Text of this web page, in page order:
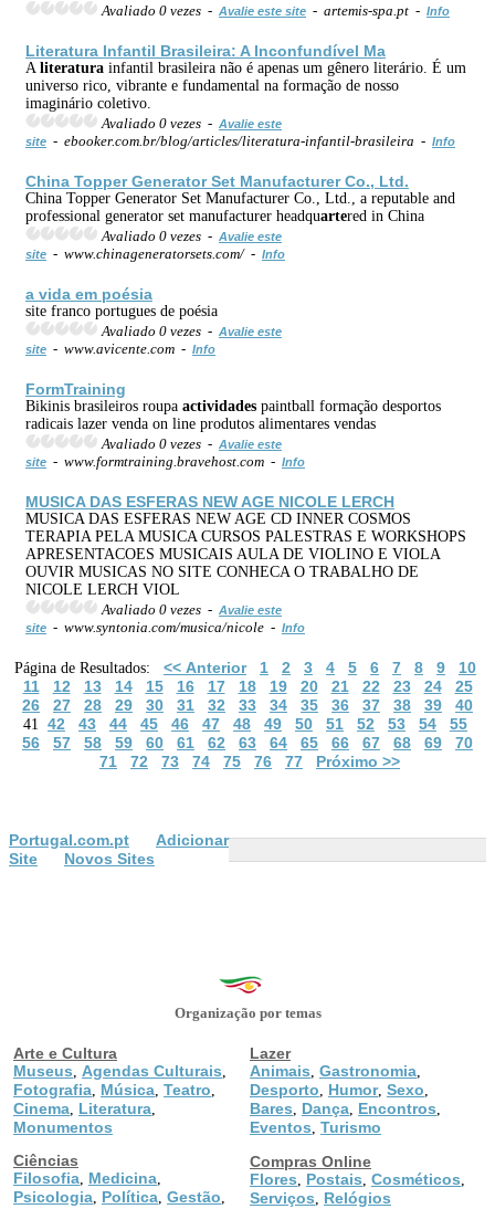
Avaliado 0 vezes - Avalie este site - artemis-spa.pt - Info
Literatura Infantil Brasileira: A Inconfundível Ma
A literatura infantil brasileira não é apenas um gênero literário. É um
universo rico, vibrante e fundamental na formação de nosso
imaginário coletivo.
Avaliado 0 vezes - Avalie este
site - ebooker.com.br/blog/articles/literatura-infantil-brasileira - Info
China Topper Generator Set Manufacturer Co., Ltd.
China Topper Generator Set Manufacturer Co., Ltd., a reputable and
professional generator set manufacturer headquartered in China
Avaliado 0 vezes - Avalie este
site - www.chinageneratorsets.com/ - Info
a vida em poésia
site franco portugues de poésia
Avaliado 0 vezes - Avalie este
site - www.avicente.com - Info
FormTraining
Bikinis brasileiros roupa actividades paintball formação desportos
radicais lazer venda on line produtos alimentares vendas
Avaliado 0 vezes - Avalie este
site - www.formtraining.bravehost.com - Info
MUSICA DAS ESFERAS NEW AGE NICOLE LERCH
MUSICA DAS ESFERAS NEW AGE CD INNER COSMOS
TERAPIA PELA MUSICA CURSOS PALESTRAS E WORKSHOPS
APRESENTACOES MUSICAIS AULA DE VIOLINO E VIOLA
OUVIR MUSICAS NO SITE CONHECA O TRABALHO DE
NICOLE LERCH VIOL
Avaliado 0 vezes - Avalie este
site - www.syntonia.com/musica/nicole - Info
Página de Resultados: << Anterior 1 2 3 4 5 6 7 8 9
10
11
12 13 14 15 16 17 18 19 20 21 22 23 24
25
26
27 28 29 30 31 32 33 34 35 36 37 38 39 40
41 42 43 44 45 46 47 48 49 50 51 52 53 54
55
56
57 58 59 60 61 62 63 64 65 66 67 68 69
70
71
72 73 74 75 76 77 Próximo >>
Portugal.com.pt
Adicionar
Site
Novos Sites
Organização por temas
Arte e Cultura
Museus
Agendas Culturais
Fotografia Música Teatro
Cinema Literatura
Monumentos
Ciências
Filosofia Medicina
Psicologia Política Gestão
Lazer
Animais Gastronomia
Desporto Humor, Sexo
Bares Dança Encontros
Eventos Turismo
Compras Online
Flores
Postais Cosméticos
Serviços Relógios